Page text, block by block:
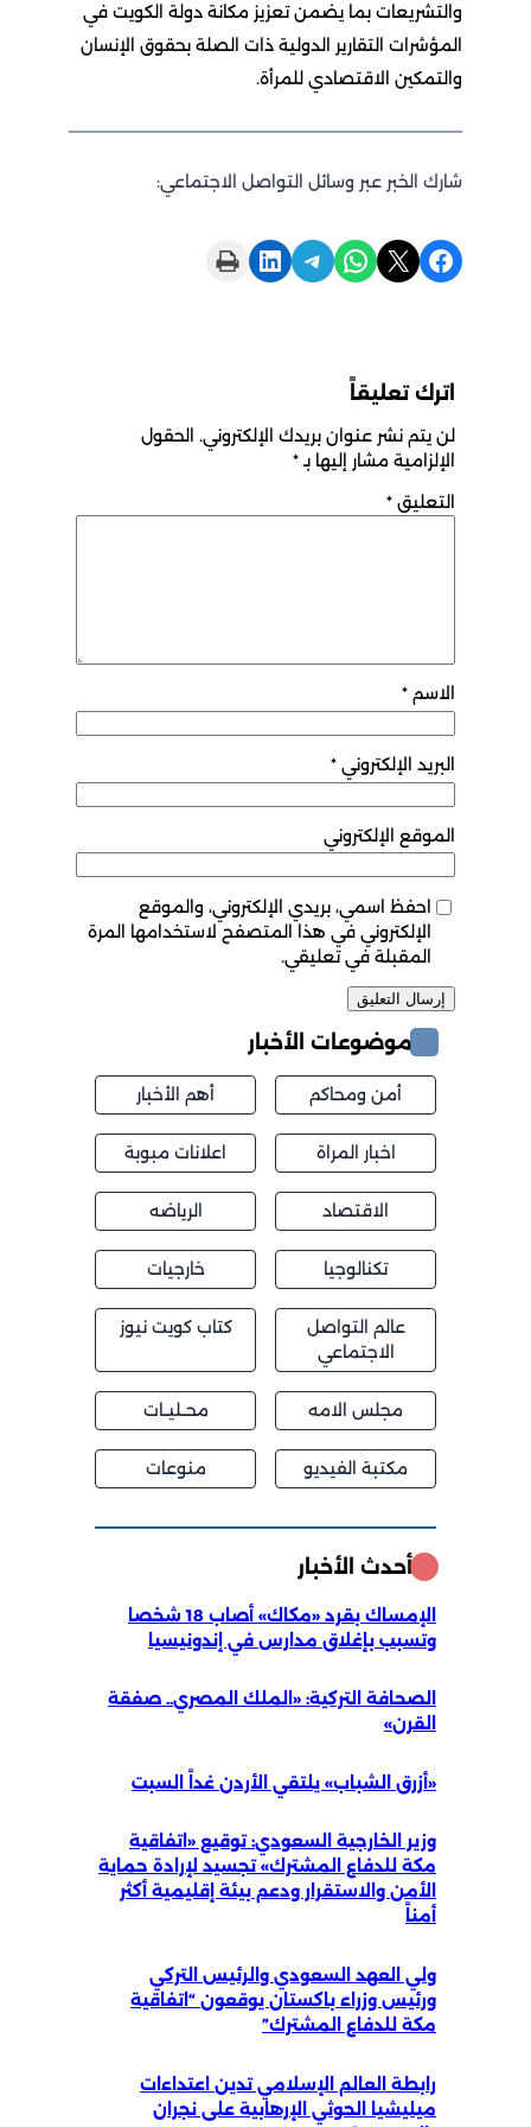
والتشريعات بما يضمن تعزيز مكانة دولة الكويت في
المؤشرات التقارير الدولية ذات الصلة بحقوق الإنسان
والتمكين الاقتصادي للمرأة.
شارك الخبر عبر وسائل التواصل الاجتماعي:
Share on Facebook
Share on X
Share on WhatsApp
Share on Telegram
Share on LinkedIn
Print this Page
اترك تعليقاً
لن يتم نشر عنوان بريدك الإلكتروني. الحقول
الإلزامية مشار إليها بـ*
التعليق *
الاسم *
البريد الإلكتروني *
الموقع الإلكتروني
احفظ اسمي، بريدي الإلكتروني، والموقع
الإلكتروني في هذا المتصفح لاستخدامها المرة
المقبلة في تعليقي.
موضوعات الأخبار
أمن ومحاكم أهم الأخبار
اخبار المراة اعلانات مبوبة
الاقتصاد الرياضه
تكنالوجيا خارجيات
عالم التواصل
الاجتماعي
كتاب كويت نيوز
مجلس الامه محــليــات
مكتبة الفيديو منوعات
أحدث الأخبار
الإمساك بقرد «مكاك» أصاب 18 شخصا
وتسبب بإغلاق مدارس في إندونيسيا
الصحافة التركية: «الملك المصري.. صفقة
القرن»
«أزرق الشباب» يلتقي الأردن غداً السبت
وزير الخارجية السعودي: توقيع «اتفاقية
مكة للدفاع المشترك» تجسيد لإرادة حماية
الأمن والاستقرار ودعم بيئة إقليمية أكثر
أمناً
ولي العهد السعودي والرئيس التركي
ورئيس وزراء باكستان يوقعون “اتفاقية
مكة للدفاع المشترك”
رابطة العالم الإسلامي تدين اعتداءات
ميليشيا الحوثي الإرهابية على نجران